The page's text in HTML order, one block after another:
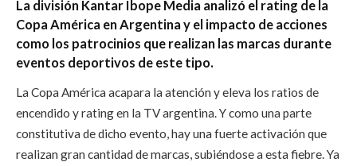
La división Kantar Ibope Media analizó el rating de la
Copa América en Argentina y el impacto de acciones
como los patrocinios que realizan las marcas durante
eventos deportivos de este tipo.
La Copa América acapara la atención y eleva los ratios de
encendido y rating en la TV argentina.Y como una parte
constitutiva de dicho evento, hay una fuerte activación que
realizan gran cantidad de marcas, subiéndose a esta fiebre. Ya